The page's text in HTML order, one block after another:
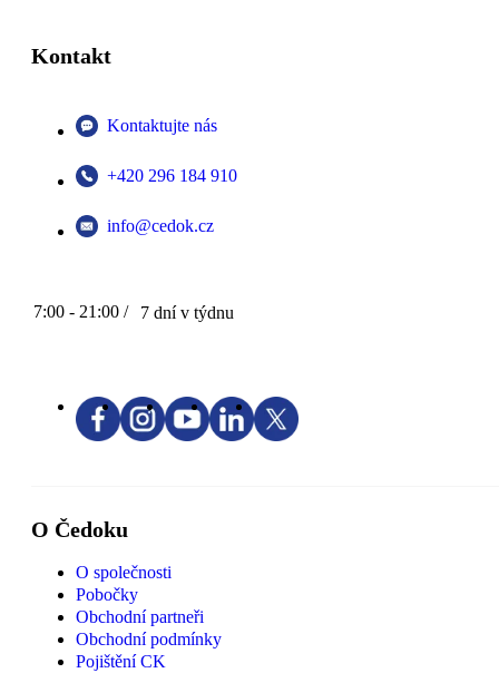
Kontakt
Kontaktujte nás
+420 296 184 910
info@cedok.cz
7:00 - 21:00 / 7 dní v týdnu
O Čedoku
O společnosti
Pobočky
Obchodní partneři
Obchodní podmínky
Pojištění CK